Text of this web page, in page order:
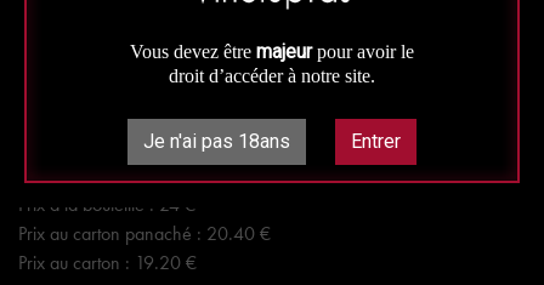
Vous devez être majeurpour avoir le
droit d’accéder à notre site.
Je n'ai pas 18ans Entrer
Un Saint-Joseph élégant et racé !
Prix à la bouteille : 24 €
Prix au carton panaché : 20.40 €
Prix au carton : 19.20 €